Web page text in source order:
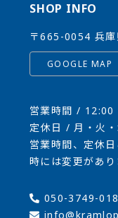
SHOP INFO
〒665-0054 兵
GOOGLE MAP
営業時間 / 12:00
定休日 / 月・火・
営業時間、定休
時には変更があり
050-3749-